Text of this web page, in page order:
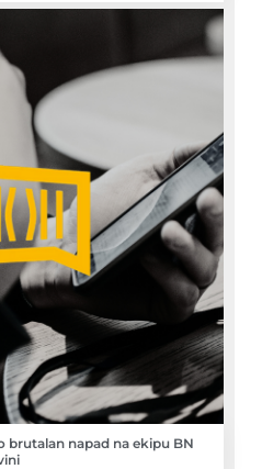
brutalan napad na ekipu BN